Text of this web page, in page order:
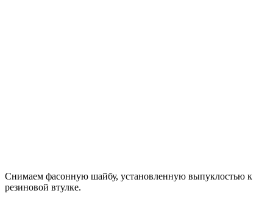
Снимаем фасонную шайбу, установленную выпуклостью к
резиновой втулке.